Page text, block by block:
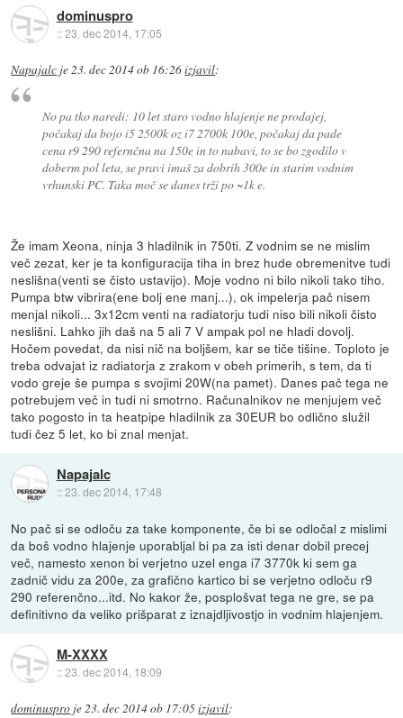
dominuspro
::23. dec 2014, 17:05
Napajalc je 23. dec 2014 ob 16:26izjavil:
No pa tko naredi: 10 let staro vodno hlajenje ne prodajej,
počakaj da bojo i5 2500k oz i7 2700k 100e, počakaj da pade
cena r9 290 refernčna na 150e in to nabavi, to se bo zgodilo v
doberm pol leta, se pravi imaš za dobrih 300e in starim vodnim
vrhunski PC. Taka moč se danes trži po ~1k e.
Že imam Xeona, ninja 3 hladilnik in 750ti. Z vodnim se ne mislim
več zezat, ker je ta konfiguracija tiha in brez hude obremenitve tudi
neslišna(venti se čisto ustavijo). Moje vodno ni bilo nikoli tako tiho.
Pumpa btw vibrira(ene bolj ene manj...), ok impelerja pač nisem
menjal nikoli... 3x12cm venti na radiatorju tudi niso bili nikoli čisto
neslišni. Lahko jih daš na 5 ali 7 V ampak pol ne hladi dovolj.
Hočem povedat, da nisi nič na boljšem, kar se tiče tišine. Toploto je
treba odvajat iz radiatorja z zrakom v obeh primerih, s tem, da ti
vodo greje še pumpa s svojimi 20W(na pamet). Danes pač tega ne
potrebujem več in tudi ni smotrno. Računalnikov ne menjujem več
tako pogosto in ta heatpipe hladilnik za 30EUR bo odlično služil
tudi čez 5 let, ko bi znal menjat.
Napajalc
::23. dec 2014, 17:48
No pač si se odloču za take komponente, če bi se odločal z mislimi
da boš vodno hlajenje uporabljal bi pa za isti denar dobil precej
več, namesto xenon bi verjetno uzel enga i7 3770k ki sem ga
zadnič vidu za 200e, za grafično kartico bi se verjetno odloču r9
290 referenčno...itd. No kakor že, posplošvat tega ne gre, se pa
definitivno da veliko prišparat z iznajdljivostjo in vodnim hlajenjem.
M-XXXX
::23. dec 2014, 18:09
dominuspro je23. dec 2014 ob 17:05izjavil: